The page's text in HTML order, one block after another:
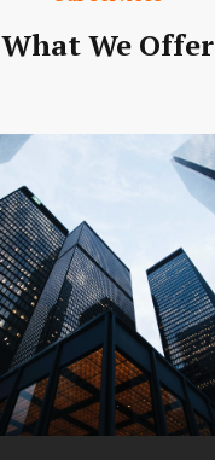
What We Offer